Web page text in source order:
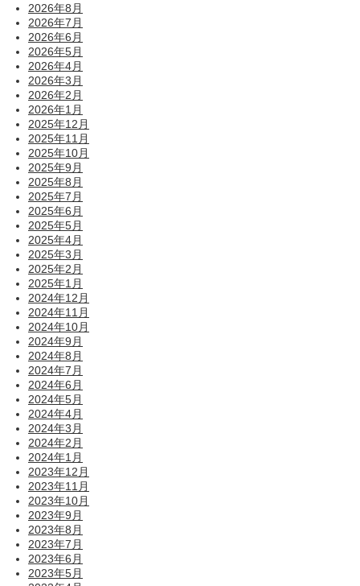
2026年8月
2026年7月
2026年6月
2026年5月
2026年4月
2026年3月
2026年2月
2026年1月
2025年12月
2025年11月
2025年10月
2025年9月
2025年8月
2025年7月
2025年6月
2025年5月
2025年4月
2025年3月
2025年2月
2025年1月
2024年12月
2024年11月
2024年10月
2024年9月
2024年8月
2024年7月
2024年6月
2024年5月
2024年4月
2024年3月
2024年2月
2024年1月
2023年12月
2023年11月
2023年10月
2023年9月
2023年8月
2023年7月
2023年6月
2023年5月